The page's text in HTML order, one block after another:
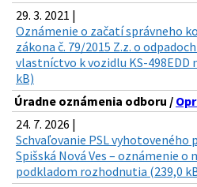
29. 3. 2021 |
Oznámenie o začatí správneho
zákona č. 79/2015 Z.z. o
vlastníctvo k vozidlu KS-498EDD
kB)
Úradne oznámenia odboru /
24. 7. 2026 |
Schvaľovanie PSL vyhotoveného
Spišská Nová Ves – oznámenie
podkladom rozhodnutia (239,0